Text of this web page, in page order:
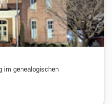
im genealogischen